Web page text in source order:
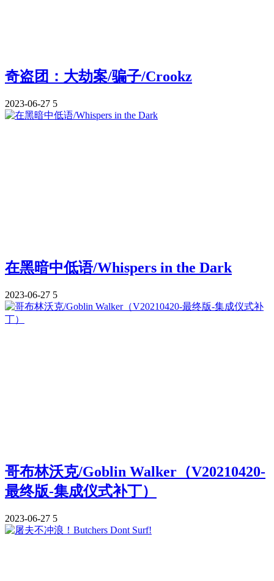
奇盗团：大劫案/骗子/Crookz
2023-06-27 5
在黑暗中低语/Whispers in the Dark
2023-06-27 5
哥布林沃克/Goblin Walker（V20210420-
最终版-集成仪式补丁）
2023-06-27 5